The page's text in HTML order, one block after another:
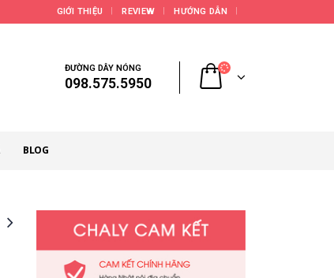
GIỚI THIỆU REVIEW HƯỚNG DẪN
ĐƯỜNG DÂY NÓNG
098.575.5950
BLOG